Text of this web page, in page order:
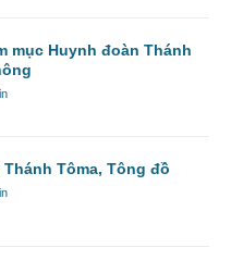
mục Huynh đoàn Thánh
Tôma, Tông đồ